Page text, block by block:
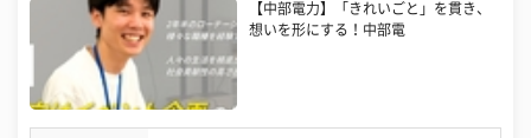
【中部電力】「きれいごと」を貫き、
想いを形にする！中部電